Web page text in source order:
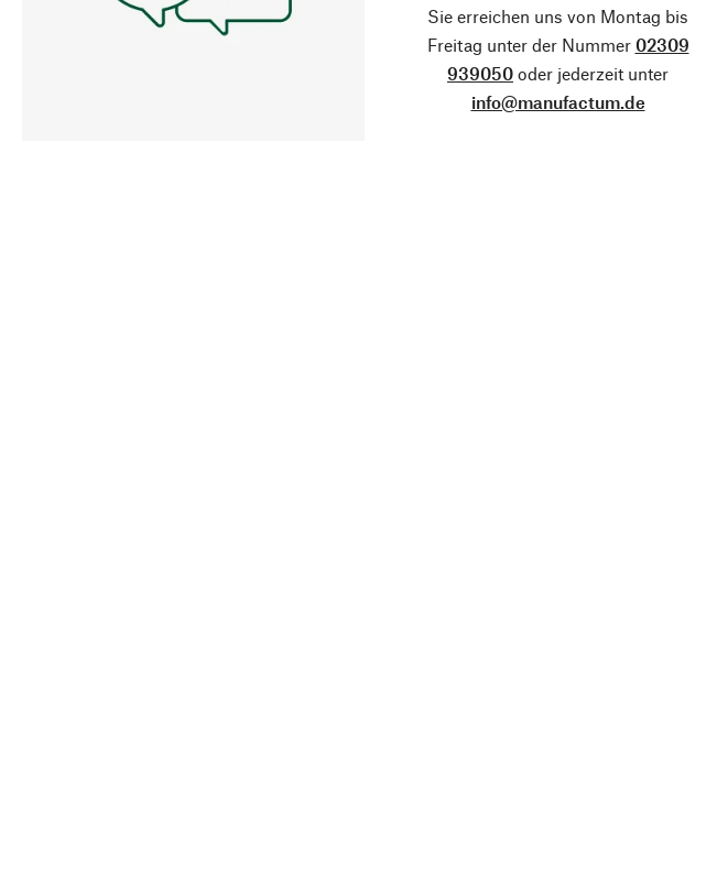
Sie erreichen uns von Montag bis
Freitag unter der Nummer 02309
939050 oder jederzeit unter
info@manufactum.de